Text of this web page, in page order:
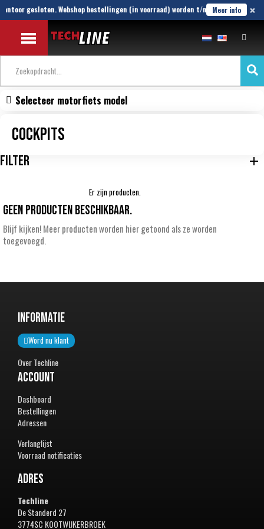
gesloten. Webshop bestellingen (in voorraad) worden t/m 21 Aug verstuurd
Meer info ×
Selecteer motorfiets model
Cockpits
FILTER
Er zijn producten.
Geen producten beschikbaar.
Blijf kijken! Meer producten worden hier getoond als ze worden
toegevoegd.
Informatie
Word nu klant
Over Techline
Account
Dashboard
Bestellingen
Adressen
Verlanglijst
Voorraad notificaties
Adres
Techline
De Standerd 27
3774SC KOOTWIJKERBROEK